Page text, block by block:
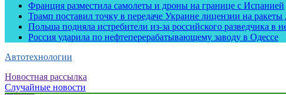
Франция разместила самолеты и дроны на границе с Испанией
Трамп поставил точку в передаче Украине лицензии на ракеты
Польша подняла истребители из-за российского разведчика в
Россия ударила по нефтеперерабатывающему заводу в Одессе
Автотехнологии
Новостная рассылка
Случайные новости